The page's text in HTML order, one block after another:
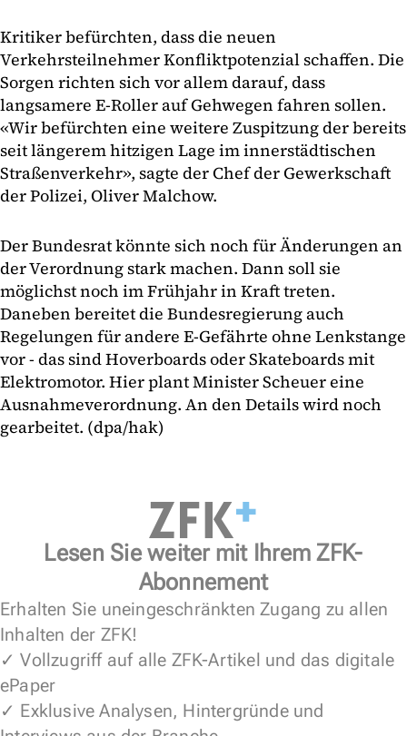
Kritiker befürchten, dass die neuen
Verkehrsteilnehmer Konfliktpotenzial schaffen. Die
Sorgen richten sich vor allem darauf, dass
langsamere E-Roller auf Gehwegen fahren sollen.
«Wir befürchten eine weitere Zuspitzung der bereits
seit längerem hitzigen Lage im innerstädtischen
Straßenverkehr», sagte der Chef der Gewerkschaft
der Polizei, Oliver Malchow.
Der Bundesrat könnte sich noch für Änderungen an
der Verordnung stark machen. Dann soll sie
möglichst noch im Frühjahr in Kraft treten.
Daneben bereitet die Bundesregierung auch
Regelungen für andere E-Gefährte ohne Lenkstange
vor - das sind Hoverboards oder Skateboards mit
Elektromotor. Hier plant Minister Scheuer eine
Ausnahmeverordnung. An den Details wird noch
gearbeitet. (dpa/hak)
Lesen Sie weiter mit Ihrem ZFK-
Abonnement
Erhalten Sie uneingeschränkten Zugang zu allen
Inhalten der ZFK!
✓ Vollzugriff auf alle ZFK-Artikel und das digitale
ePaper
✓ Exklusive Analysen, Hintergründe und